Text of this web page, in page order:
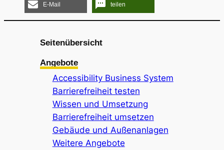
E-Mail teilen
Seitenübersicht
Angebote
Accessibility Business System
Barrierefreiheit testen
Wissen und Umsetzung
Barrierefreiheit umsetzen
Gebäude und Außenanlagen
Weitere Angebote